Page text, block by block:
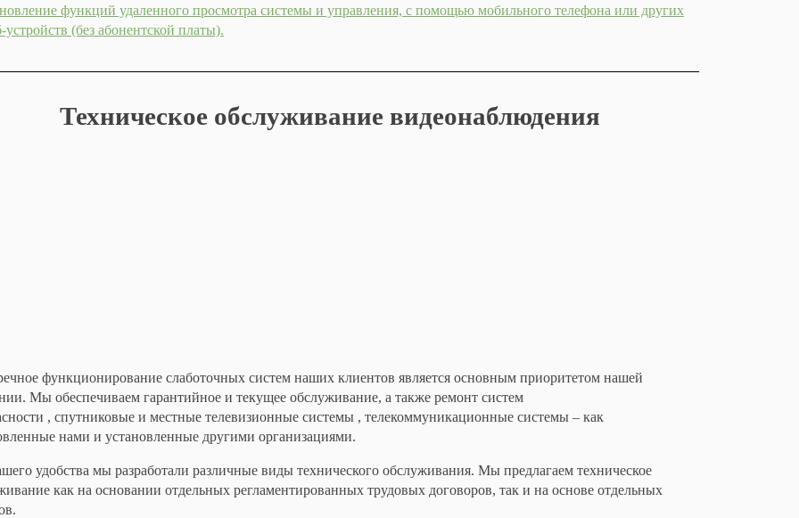
функций удаленного просмотра системы и управления, с помощью мобильного телефона или других
устройств (без абонентской платы).
Техническое обслуживание видеонаблюдения
функционирование слаботочных систем наших клиентов является основным приоритетом нашей
Мы обеспечиваем гарантийное и текущее обслуживание, а также ремонт систем
, спутниковые и местные телевизионные системы , телекоммуникационные системы – как
нами и установленные другими организациями.
удобства мы разработали различные виды технического обслуживания. Мы предлагаем техническое
как на основании отдельных регламентированных трудовых договоров, так и на основе отдельных